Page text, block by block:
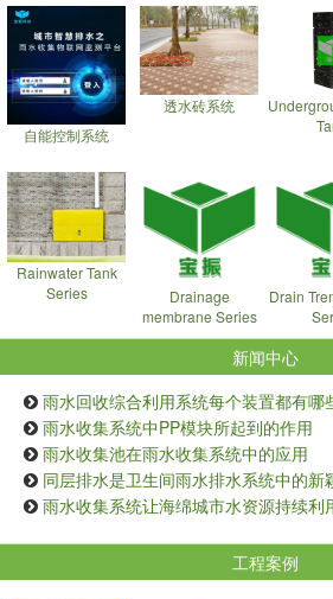
自能控制系统
透水砖系统
Rainwater Tank
Series
Drainage
membrane Series
Drain
新闻中心
雨水回收综合利用系统每个装置都有哪
雨水收集系统中PP模块所起到的作用
雨水收集池在雨水收集系统中的应用
同层排水是卫生间雨水排水系统中的新
雨水收集系统让海绵城市水资源持续利
工程案例